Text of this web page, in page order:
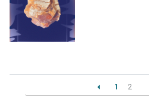
Secretaria-Geral
Secretaria de Governo
1 2